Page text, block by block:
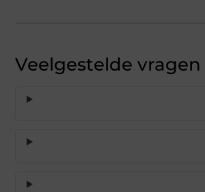
Veelgestelde vragen